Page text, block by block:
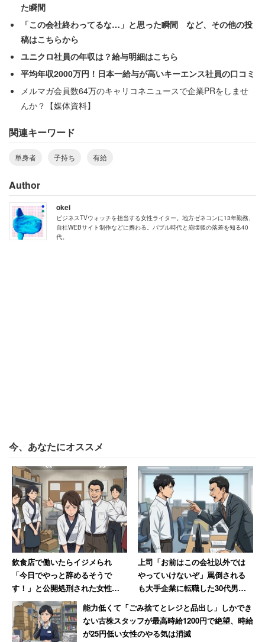
何か腑に落ちません」とした上で、
「子どものために有給取るのは、私たち母親が遊び
に行くわけではありません」
有休中、遊んでいようが授業参観していようが、他
人には関係ないです。平等に取るのが正しいと思い
ます」
「有給は働く人に与えられた法的な権利です。それ
を、子どもの行事に使おうが旅行に使おうが自由で
す」
子どもがいる人も居ない人も、ほぼ全てが「先輩の言い分
が正しい」「有休申請するのに理由を言う必要もない」と
いう意見だった。
た瞬間
「この会社終わってるな…」と思った瞬間 など、その他の投
稿はこちらから
ユニクロ社員の年収は？給与明細はこちら
平均年収2000万円！日本一給与が高いキーエンス社員の口コミ
メルマガ会員数64万のキャリコネニュースで企業PRをしませ
んか？【媒体資料】
関連キーワード
単身者 子持ち 有給
Author
okei
ビジネスTVウォッチを担当する女性ライター。地方ゼネコンに13年勤務、
自社WEBサイト制作などに携わる。バブル時代と崩壊後の落差を知る40
代。
今、あなたにオススメ
飲食店で働いたらイジメられ
「今日でやっと辞めるそうで
す！」と公開処刑された女性→
数か月、店が潰れて「ザマーミ
ロ！」
上司「お前はこの会社以外では
やっていけないぞ」罵倒される
も大手企業に転職した30代男
性 一方上司は転職先を「1年足
らず」で退職
能力低くて「ごみ捨てとレジと品出し」しかでき
ない古株スタッフが最高時給1200円で絶望、時給
が25円低い女性のやる気は消滅